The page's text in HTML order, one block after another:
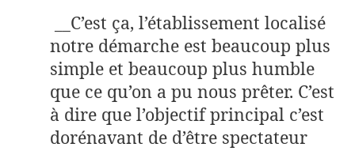
__C’est ça, l’établissement localisé
notre démarche est beaucoup plus
simple et beaucoup plus humble
que ce qu’on a pu nous prêter. C’est
à dire que l’objectif principal c’est
dorénavant de d’être spectateur